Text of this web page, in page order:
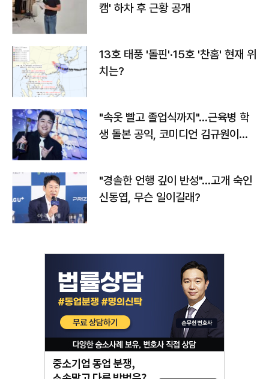
캠' 하차 후 근황 공개
13호 태풍 '돌핀'·15호 '찬홈' 현재 위
치는?
"속옷 빨고 졸업식까지"…근육병 학
생 돌본 공익, 코미디언 김규원이었
"경솔한 언행 깊이 반성"…고개 숙인
신동엽, 무슨 일이길래?